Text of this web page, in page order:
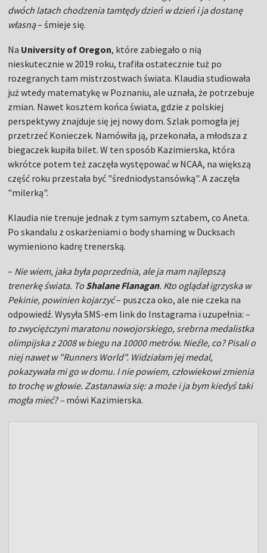
dwóch latach chodzenia tamtędy dzień w dzień i ja dostanę
własną– śmieje się.
Na University of Oregon, które zabiegało o nią
nieskutecznie w 2019 roku, trafiła ostatecznie tuż po
rozegranych tam mistrzostwach świata. Klaudia studiowała
już wtedy matematykę w Poznaniu, ale uznała, że potrzebuje
zmian. Nawet kosztem końca świata, gdzie z polskiej
perspektywy znajduje się jej nowy dom. Szlak pomogła jej
przetrzeć Konieczek. Namówiła ją, przekonała, a młodsza z
biegaczek kupiła bilet. W ten sposób Kazimierska, która
wkrótce potem też zaczęła występować w NCAA, na większą
część roku przestała być "średniodystansówką". A zaczęła
"milerką".
Klaudia nie trenuje jednak z tym samym sztabem, co Aneta.
Po skandalu z oskarżeniami o body shaming w Ducksach
wymieniono kadrę trenerską.
– Nie wiem, jaka była poprzednia, ale ja mam najlepszą
trenerkę świata. To Shalane Flanagan. Kto oglądał igrzyska w
Pekinie, powinien kojarzyć– puszcza oko, ale nie czeka na
odpowiedź. Wysyła SMS-em link do Instagrama i uzupełnia: –
to zwyciężczyni maratonu nowojorskiego, srebrna medalistka
olimpijska z 2008 w biegu na 10000 metrów. Nieźle, co? Pisali o
niej nawet w "Runners World". Widziałam jej medal,
pokazywała mi go w domu. I nie powiem, człowiekowi zmienia
to trochę w głowie. Zastanawia się: a może i ja bym kiedyś taki
mogła mieć? – mówi Kazimierska.